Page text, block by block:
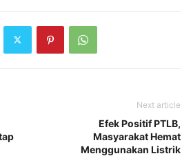
Next article
Efek Positif PTLB,
Masyarakat Hemat
Menggunakan Listrik